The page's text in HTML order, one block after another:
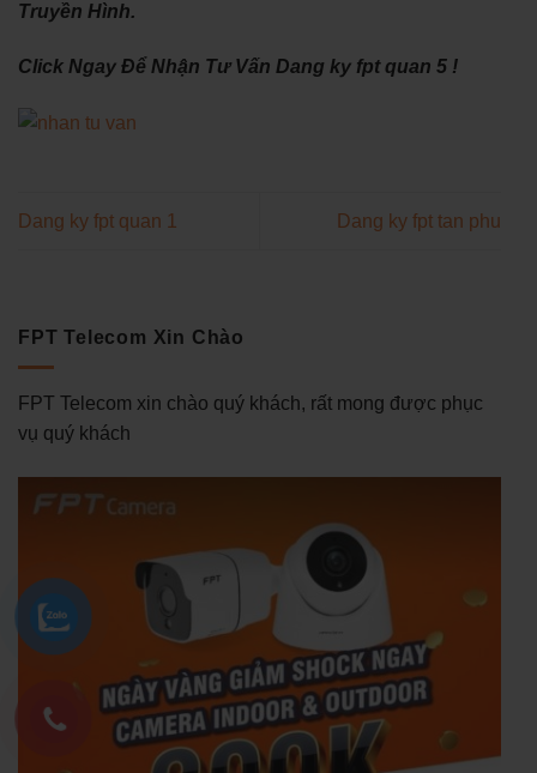
Truyền Hình.
Click Ngay Để Nhận Tư Vấn Dang ky fpt quan 5 !
Dang ky fpt quan 1 Dang ky fpt tan phu
FPT Telecom Xin Chào
FPT Telecom xin chào quý khách, rất mong được phục
vụ quý khách